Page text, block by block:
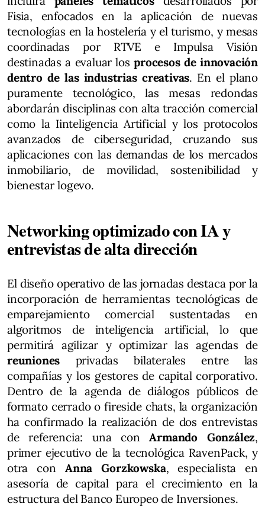
Fisia, enfocados en la aplicación de nuevas
tecnologías en la hostelería y el turismo, y mesas
coordinadas por RTVE e Impulsa Visión
destinadas a evaluar losprocesos de innovación
dentro de las industrias creativas. En el plano
puramente tecnológico, las mesas redondas
abordarán disciplinas con alta tracción comercial
como la Iinteligencia Artificial y los protocolos
avanzados de ciberseguridad, cruzando sus
aplicaciones con las demandas de los mercados
inmobiliario, de movilidad, sostenibilidad y
bienestar logevo.
Networking optimizado con IA y
entrevistas de alta dirección
El diseño operativo de las jornadas destaca por la
incorporación de herramientas tecnológicas de
emparejamiento comercial sustentadas en
algoritmos de inteligencia artificial, lo que
permitirá agilizar y optimizar las agendas de
reuniones privadas bilaterales entre las
compañías y los gestores de capital corporativo.
Dentro de la agenda de diálogos públicos de
formato cerrado o fireside chats, la organización
ha confirmado la realización de dos entrevistas
de referencia: una conArmando González,
primer ejecutivo de la tecnológica RavenPack, y
otra con Anna Gorzkowska, especialista en
asesoría de capital para el crecimiento en la
estructura del Banco Europeo de Inversiones.